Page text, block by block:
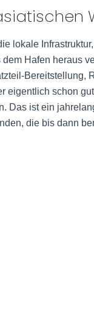
Hafen heraus
schon
ist ein
die bis dann